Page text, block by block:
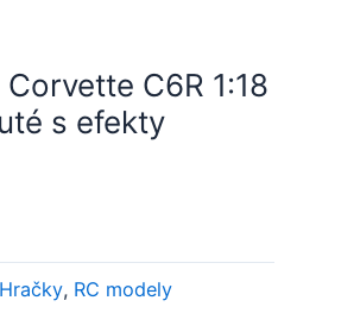
C6R 1:18
s efekty
Hračky, RC modely